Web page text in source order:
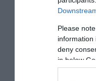
Please
information
deny
in below